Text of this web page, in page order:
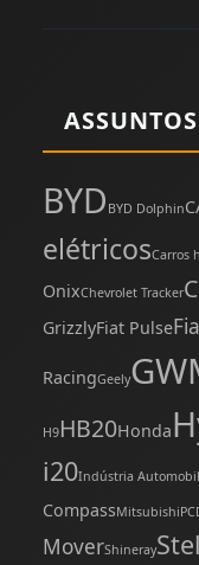
ASSUNTOS
BYD BYD Dolphin
elétricosCarros
OnixChevrolet Tracker
GrizzlyFiat Pulse
RacingGeely
H9HB20Honda
i20Indústria
CompassMitsubishi
MoverShineray